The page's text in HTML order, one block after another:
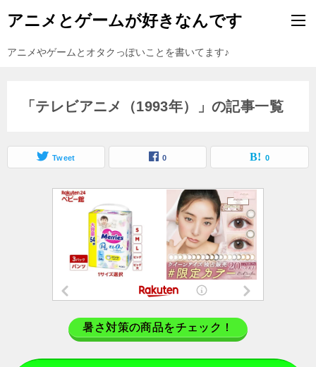
アニメとゲームが好きなんです
アニメやゲームとオタクっぽいことを書いてます♪
「テレビアニメ（1993年）」の記事一覧
Tweet 0 0
暑さ対策の商品をチェック！